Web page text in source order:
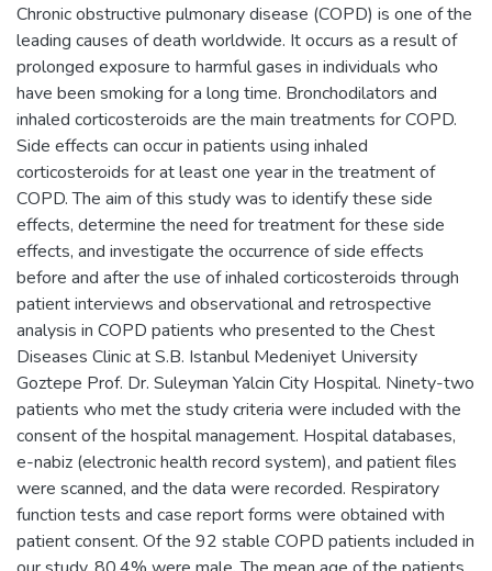
Chronic obstructive pulmonary disease (COPD) is one of the
leading causes of death worldwide. It occurs as a result of
prolonged exposure to harmful gases in individuals who
have been smoking for a long time. Bronchodilators and
inhaled corticosteroids are the main treatments for COPD.
Side effects can occur in patients using inhaled
corticosteroids for at least one year in the treatment of
COPD. The aim of this study was to identify these side
effects, determine the need for treatment for these side
effects, and investigate the occurrence of side effects
before and after the use of inhaled corticosteroids through
patient interviews and observational and retrospective
analysis in COPD patients who presented to the Chest
Diseases Clinic at S.B. Istanbul Medeniyet University
Goztepe Prof. Dr. Suleyman Yalcin City Hospital. Ninety-two
patients who met the study criteria were included with the
consent of the hospital management. Hospital databases,
e-nabiz (electronic health record system), and patient files
were scanned, and the data were recorded. Respiratory
function tests and case report forms were obtained with
patient consent. Of the 92 stable COPD patients included in